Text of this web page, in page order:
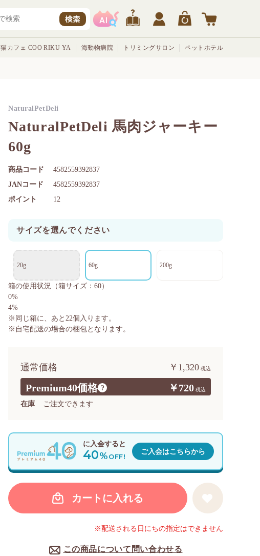
検索
猫カフェ COO RIKU YA 海動物病院 トリミングサロン ペットホテル
NaturalPetDeli 馬肉ジャーキー
60g
Premium40価格 ? ￥720
通常価格 ￥1,320
在庫 ご注文できます
商品コード 4582559392837
ポイント 12
JANコード 4582559392837
サイズを選んでください
20g 60g 200g
カートに入れる
この商品について問い合わせる
箱の使用状況 （箱サイズ：60）
0%
4%
※同じ箱に、あと 22個入ります。
※自宅配送の場合の梱包となります。
NaturalPetDeli
※配送される日にちの指定はできません
に入会すると
40%OFF!
ご入会はこちらから